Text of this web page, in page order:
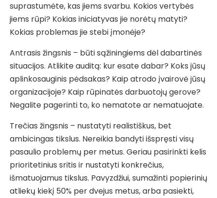
suprastumėte, kas jiems svarbu. Kokios vertybės
jiems rūpi? Kokias iniciatyvas jie norėtų matyti?
Kokias problemas jie stebi įmonėje?
Antrasis žingsnis – būti sąžiningiems dėl dabartinės
situacijos. Atlikite auditą: kur esate dabar? Koks jūsų
aplinkosauginis pėdsakas? Kaip atrodo įvairovė jūsų
organizacijoje? Kaip rūpinatės darbuotojų gerove?
Negalite pagerinti to, ko nematote ar nematuojate.
Trečias žingsnis – nustatyti realistiškus, bet
ambicingas tikslus. Nereikia bandyti išspręsti visų
pasaulio problemų per metus. Geriau pasirinkti kelis
prioritetinius sritis ir nustatyti konkrečius,
išmatuojamus tikslus. Pavyzdžiui, sumažinti popierinių
atliekų kiekį 50% per dvejus metus, arba pasiekti,